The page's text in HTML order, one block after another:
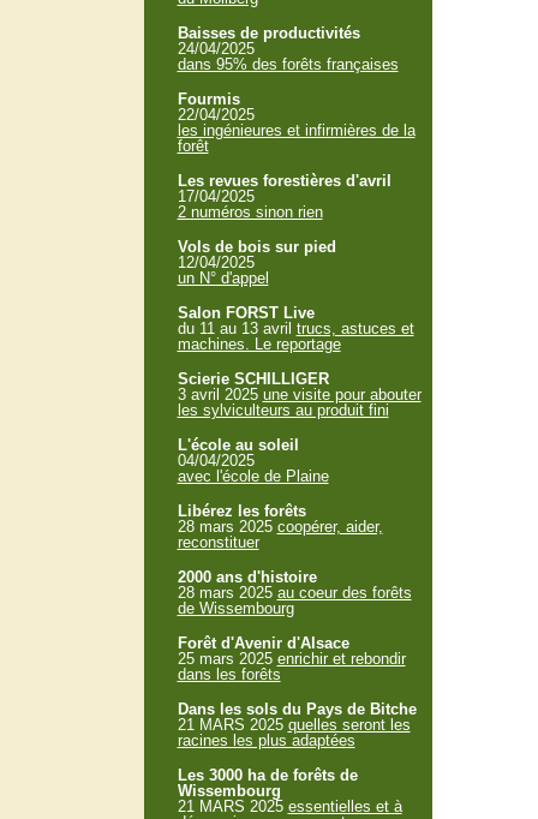
Baisses de productivités
24/04/2025
dans 95% des forêts françaises
Fourmis
22/04/2025
les ingénieures et infirmières de la
forêt
Les revues forestières d'avril
17/04/2025
2 numéros sinon rien
Vols de bois sur pied
12/04/2025
un N° d'appel
Salon FORST Live
du 11 au 13 avril trucs, astuces et
machines. Le reportage
Scierie SCHILLIGER
3 avril 2025 une visite pour abouter
les sylviculteurs au produit fini
L'école au soleil
04/04/2025
avec l'école de Plaine
Libérez les forêts
28 mars 2025 coopérer, aider,
reconstituer
2000 ans d'histoire
28 mars 2025 au coeur des forêts
de Wissembourg
Forêt d'Avenir d'Alsace
25 mars 2025 enrichir et rebondir
dans les forêts
Dans les sols du Pays de Bitche
21 MARS 2025 quelles seront les
racines les plus adaptées
Les 3000 ha de forêts de
Wissembourg
21 MARS 2025 essentielles et à